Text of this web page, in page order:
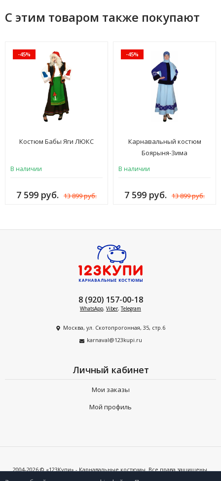
С этим товаром также покупают
-45%
Костюм Бабы Яги ЛЮКС
В наличии
7 599 руб. 13 899 руб.
-45%
Карнавальный костюм
Боярыня-Зима
В наличии
7 599 руб. 13 899 руб.
8 (920) 157-00-18
WhatsApp, Viber,Telegram
Москва, ул. Скотопрогонная, 35, стр.6
karnaval@123kupi.ru
Личный кабинет
Мои заказы
Мой профиль
2004-2026 © «123Купи» - Карнавальные костюмы. Все права защищены.